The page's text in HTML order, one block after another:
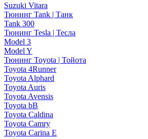
Suzuki Vitara
Тюнинг Tank | Танк
Tank 300
Тюнинг Tesla | Тесла
Model 3
Model Y
Тюнинг Toyota | Тойота
Toyota 4Runner
Toyota Alphard
Toyota Auris
Toyota Avensis
Toyota bB
Toyota Caldina
Toyota Camry
Toyota Carina E